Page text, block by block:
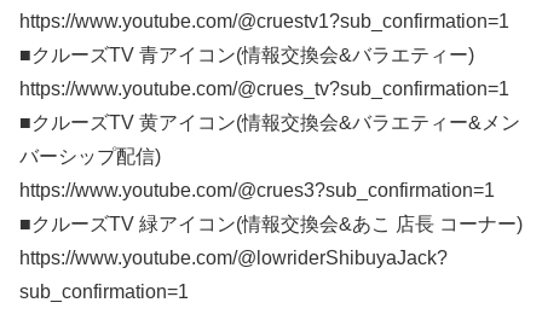
https://www.youtube.com/@cruestv1?sub_confirmation=1
■クルーズTV 青アイコン(情報交換会&バラエティー)
https://www.youtube.com/@crues_tv?sub_confirmation=1
■クルーズTV 黄アイコン(情報交換会&バラエティー&メン
バーシップ配信)
https://www.youtube.com/@crues3?sub_confirmation=1
■クルーズTV 緑アイコン(情報交換会&あこ 店長 コーナー)
https://www.youtube.com/@lowriderShibuyaJack?
sub_confirmation=1